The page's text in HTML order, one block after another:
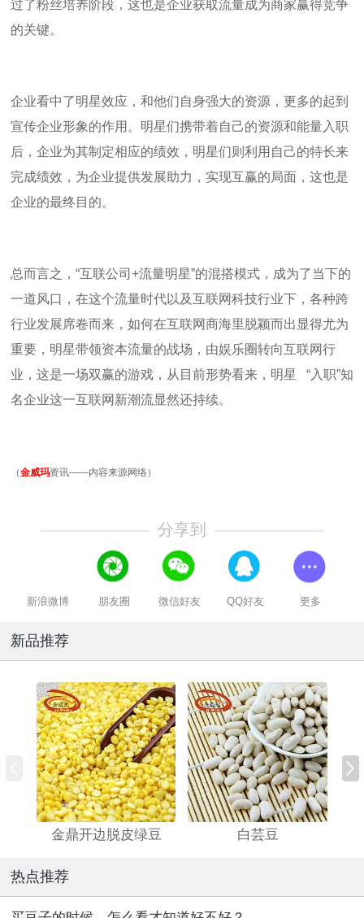
过了粉丝培养阶段，这也是企业获取流量成为商家赢得竞争
的关键。
企业看中了明星效应，和他们自身强大的资源，更多的起到
宣传企业形象的作用。明星们携带着自己的资源和能量入职
后，企业为其制定相应的绩效，明星们则利用自己的特长来
完成绩效，为企业提供发展助力，实现互赢的局面，这也是
企业的最终目的。
总而言之，“互联公司 +流量明星”的混搭模式，成为了当下的
一道风口，在这个流量时代以及互联网科技行业下，各种跨
行业发展席卷而来，如何在互联网商海里脱颖而出显得尤为
重要，明星带领资本流量的战场，由娱乐圈转向互联网行
业，这是一场双赢的游戏，从目前形势看来，明星
“入职”知
名企业这一互联网新潮流显然还持续。
（金威玛资讯——内容来源网络）
分享到
新浪微博 朋友圈 微信好友 QQ好友 更多
新品推荐
金鼎开边脱皮绿豆 白芸豆
热点推荐